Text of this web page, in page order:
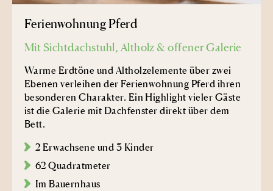
Ferienwohnung Pferd
Mit Sichtdachstuhl, Altholz & offener Galerie
Warme Erdtöne und Altholzelemente über zwei
Ebenen verleihen der Ferienwohnung Pferd ihren
besonderen Charakter. Ein Highlight vieler Gäste
ist die Galerie mit Dachfenster direkt über dem
Bett.
2 Erwachsene und 3 Kinder
62 Quadratmeter
Im Bauernhaus